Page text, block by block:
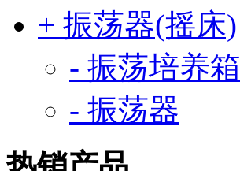
+ 振荡器(摇床)
- 振荡培养箱
- 振荡器